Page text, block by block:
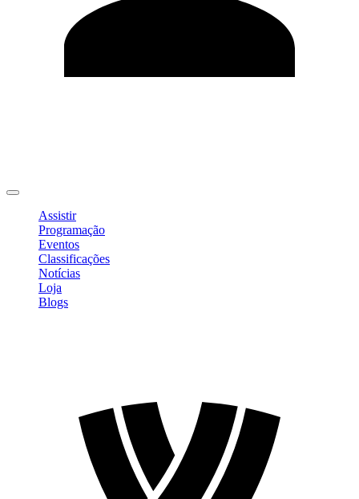
Assistir
Programação
Eventos
Classificações
Notícias
Loja
Blogs